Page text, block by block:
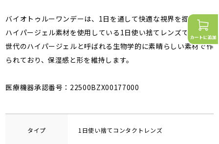
バイオトゥルーワンデーは、1日を通して快適な視界を提供する
ハイパージェル素材を使用している1日使い捨てレンズです。次
世代のハイパージェルと呼ばれる生物学的に素晴らしい素材で作
られており、保湿感と形を維持します。
医療機器承認番号：22500BZX00177000
タイプ 1日使い捨てコンタクトレンズ